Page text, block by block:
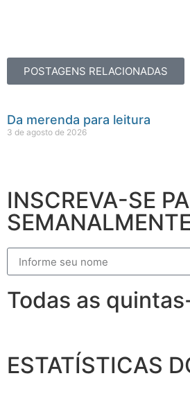
POSTAGENS RELACIONADAS
Da merenda para leitura
3 de agosto de 2026
INSCREVA-SE
Todas as
ESTATÍSTICAS